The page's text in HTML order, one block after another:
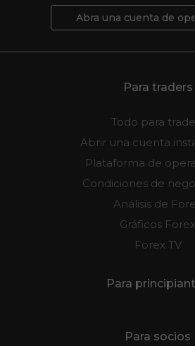
Abra una cuenta de
Para traders
Todo para
Abrir una cuenta
Plataforma de
Condiciones de
Análisis de
Gráficos Forex
Forex TV
Para
Para socios